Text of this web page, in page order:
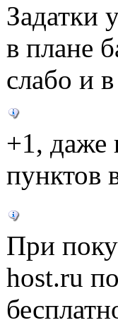
Задатки
в плане
слабо и
+1, даже
пунктов
При
host.ru